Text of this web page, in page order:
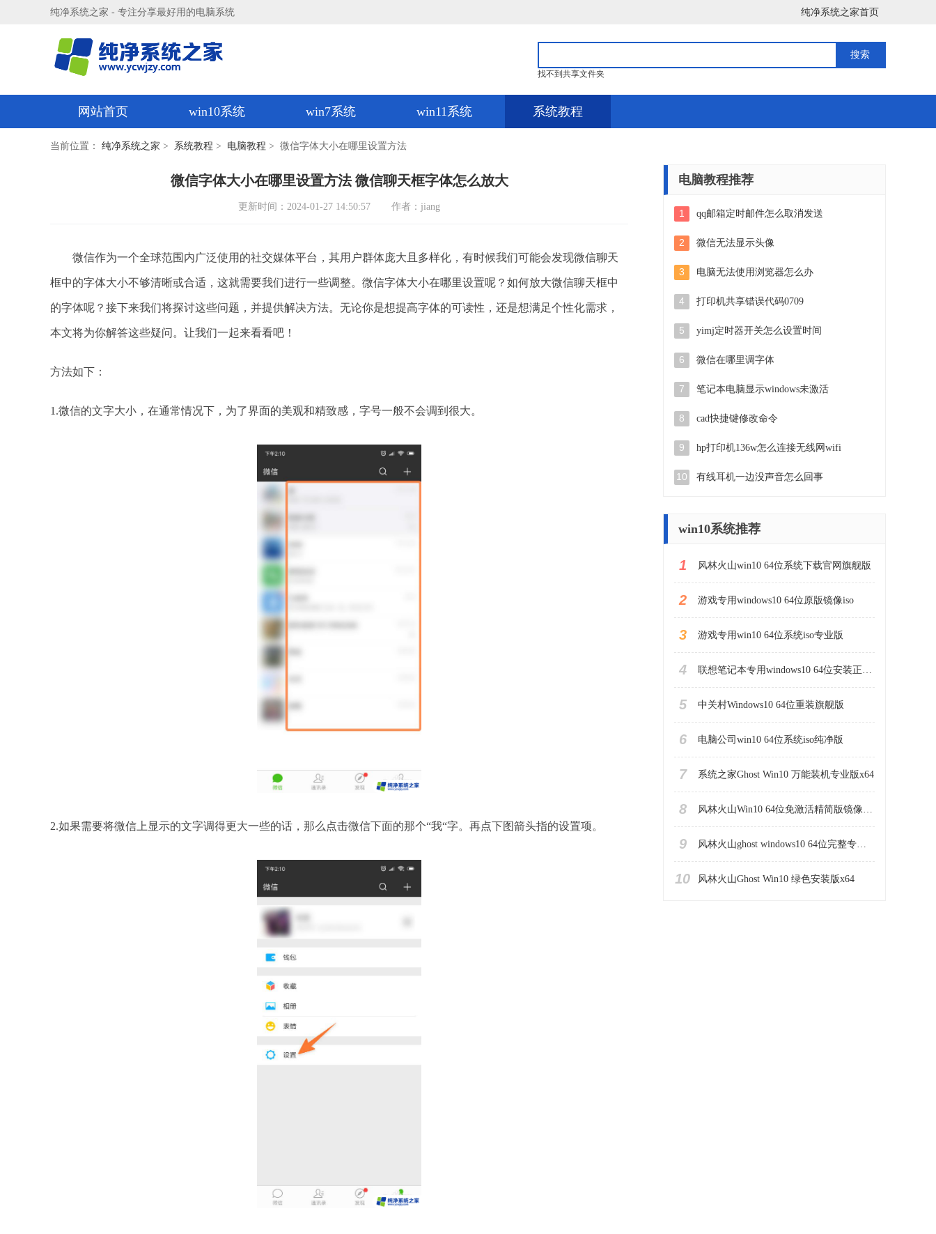
纯净系统之家 - 专注分享最好用的电脑系统 纯净系统之家首页
找不到共享文件夹
网站首页 win10系统 win7系统 win11系统 系统教程
当前位置： 纯净系统之家 > 系统教程 > 电脑教程 > 微信字体大小在哪里设置方法
微信字体大小在哪里设置方法 微信聊天框字体怎么放大
更新时间：2024-01-27 14:50:57 作者：jiang
微信作为一个全球范围内广泛使用的社交媒体平台，其用户群体庞大且多样化，有时候我们可能会发现微信聊天
框中的字体大小不够清晰或合适，这就需要我们进行一些调整。微信字体大小在哪里设置呢？如何放大微信聊天框中
的字体呢？接下来我们将探讨这些问题，并提供解决方法。无论你是想提高字体的可读性，还是想满足个性化需求，
本文将为你解答这些疑问。让我们一起来看看吧！
方法如下：
1.微信的文字大小，在通常情况下，为了界面的美观和精致感，字号一般不会调到很大。
2.如果需要将微信上显示的文字调得更大一些的话，那么点击微信下面的那个“我“字。再点下图箭头指的设置项。
电脑教程推荐
1 qq邮箱定时邮件怎么取消发送
2 微信无法显示头像
3 电脑无法使用浏览器怎么办
4 打印机共享错误代码0709
5 yimj定时器开关怎么设置时间
6 微信在哪里调字体
7 笔记本电脑显示windows未激活
8 cad快捷键修改命令
9 hp打印机136w怎么连接无线网wifi
10 有线耳机一边没声音怎么回事
win10系统推荐
1 风林火山win10 64位系统下载官网旗舰版
2 游戏专用windows10 64位原版镜像iso
3 游戏专用win10 64位系统iso专业版
4 联想笔记本专用windows10 64位安装正式版
5 中关村Windows10 64位重装旗舰版
6 电脑公司win10 64位系统iso纯净版
7 系统之家Ghost Win10 万能装机专业版x64
8 风林火山Win10 64位免激活精简版镜像iso下载
9 风林火山ghost windows10 64位完整专业版
10 风林火山Ghost Win10 绿色安装版x64